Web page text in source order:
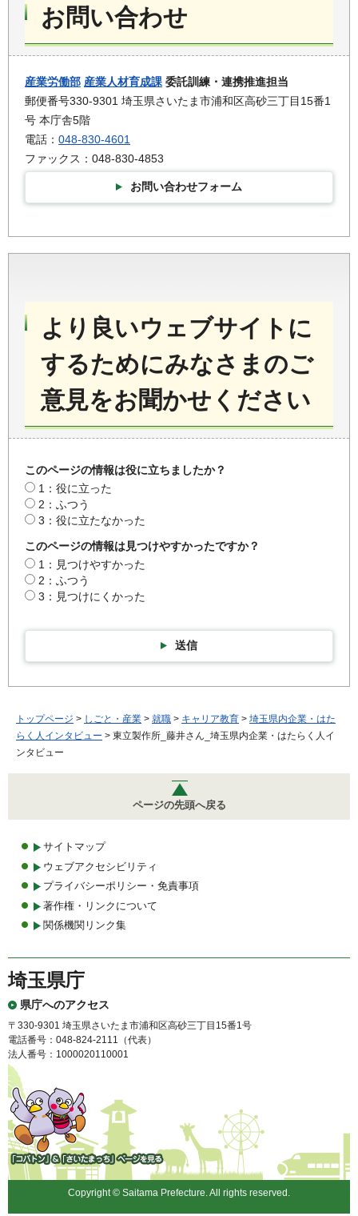
お問い合わせ
産業労働部 産業人材育成課 委託訓練・連携推進担当
郵便番号330-9301 埼玉県さいたま市浦和区高砂三丁目15番1
号 本庁舎5階
電話： 048-830-4601
ファックス：048-830-4853
お問い合わせフォーム
より良いウェブサイトに
するためにみなさまのご
意見をお聞かせください
このページの情報は役に立ちましたか？
1：役に立った
2：ふつう
3：役に立たなかった
このページの情報は見つけやすかったですか？
1：見つけやすかった
2：ふつう
3：見つけにくかった
送信
トップページ > しごと・産業 > 就職 > キャリア教育 > 埼玉県内企業・はた
らく人インタビュー > 東立製作所_藤井さん_埼玉県内企業・はたらく人イ
ンタビュー
ページの先頭へ戻る
サイトマップ
ウェブアクセシビリティ
プライバシーポリシー・免責事項
著作権・リンクについて
関係機関リンク集
埼玉県庁
県庁へのアクセス
〒330-9301 埼玉県さいたま市浦和区高砂三丁目15番1号
電話番号：048-824-2111（代表）
法人番号：1000020110001
「コバトン」&「さいたまっ
ち」
Copyright © Saitama Prefecture. All rights reserved.